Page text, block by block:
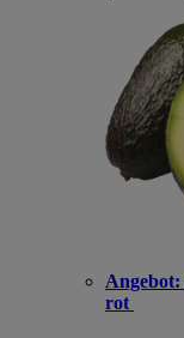
Angebot:
rot